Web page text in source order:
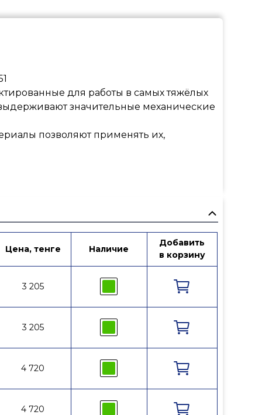
для работы в самых тяжёлых
значительные механические
позволяют применять их,
его выбивание избыточным
сетях, как внутренних, так и
бар Tмакс., °C Кол-во в
Цена, тенге Наличие
Добавить
в корзину
3 205
3 205
4 720
4 720